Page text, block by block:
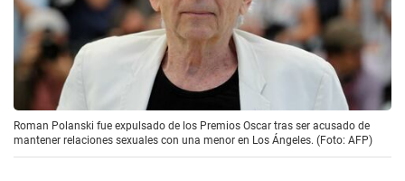
Roman Polanski fue expulsado de los Premios Oscar tras ser acusado de
mantener relaciones sexuales con una menor en Los Ángeles. (Foto: AFP)